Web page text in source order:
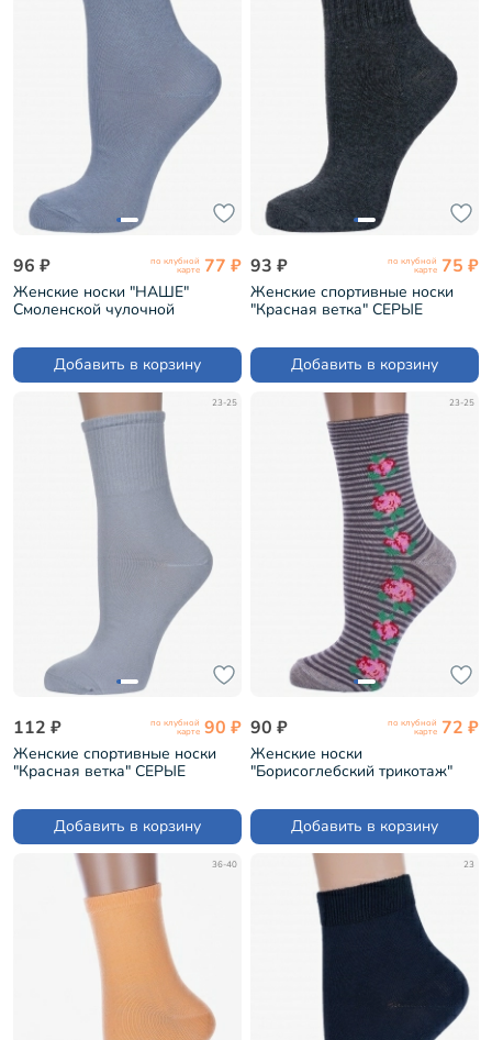
96 ₽ по клубной
карте 77 ₽
Женские носки "НАШЕ"
Смоленской чулочной
СЕРЫЕ №54 (2С7)
Добавить в корзину
93 ₽ по клубной
карте 75 ₽
Женские спортивные носки
"Красная ветка" СЕРЫЕ
Добавить в корзину
23-25
112 ₽ по клубной
карте 90 ₽
Женские спортивные носки
"Красная ветка" СЕРЫЕ
Добавить в корзину
23-25
90 ₽ по клубной
карте 72 ₽
Женские носки
"Борисоглебский трикотаж"
Добавить в корзину
36-40 23